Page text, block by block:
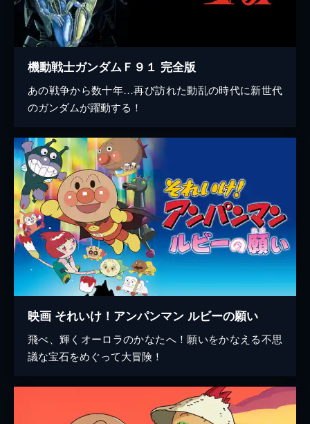
機動戦士ガンダムＦ９１ 完全版
あの戦争から数十年…再び訪れた動乱の時代に新世代
のガンダムが躍動する！
映画 それいけ！アンパンマン ルビーの願い
飛べ、輝くオーロラのかなたへ！願いをかなえる不思
議な宝石をめぐって大冒険！